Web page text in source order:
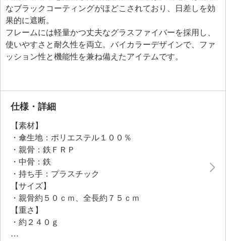
なブラックコーティングがほどこされており、日差しを効
果的に遮断。
フレームには軽量かつ丈夫なグラスファイバーを採用し、
使いやすさと耐久性を両立。バイカラーデザインで、ファ
ッション性と機能性を兼ね備えたアイテムです。
仕様・詳細
【素材】
・傘生地：ポリエステル１００％
・親骨：鉄ＦＲＰ
・中骨：鉄
・持ち手：プラスチック
【サイズ】
・親骨約５０ｃｍ、全長約７５ｃｍ
【重さ】
・約２４０ｇ
【個体差あり】